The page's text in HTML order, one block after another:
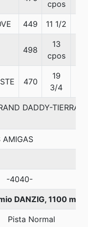
cpos
449 11 1/2
498
13
cpos
470
19
3/4
DADDY-TIERRA
AMIGAS
-4040-
DANZIG, 1100
Pista Normal